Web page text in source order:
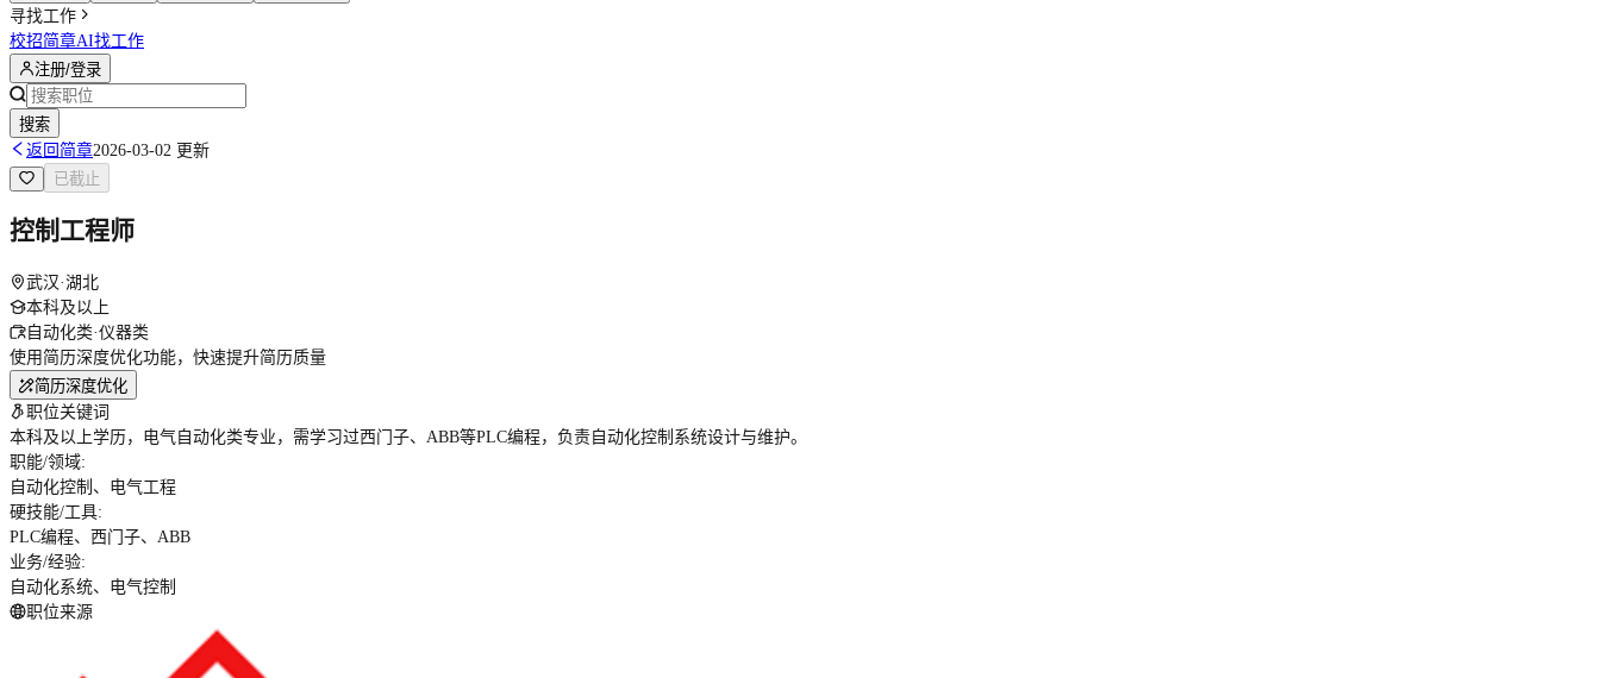
寻找工作
校招简章AI找工作
注册/登录
搜索
返回简章2026-03-02 更新
已截止
控制工程师
武汉·湖北
本科及以上
自动化类·仪器类
使用简历深度优化功能，快速提升简历质量
简历深度优化
职位关键词
本科及以上学历，电气自动化类专业，需学习过西门子、ABB等PLC编程，负责自动化控制系统设计与维护。
职能/领域:
自动化控制、电气工程
硬技能/工具:
PLC编程、西门子、ABB
业务/经验:
自动化系统、电气控制
职位来源